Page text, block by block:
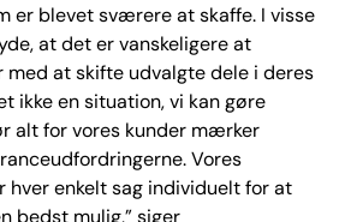
er blevet sværere at skaffe. I visse
at det er vanskeligere at
at skifte udvalgte dele i deres
ikke en situation, vi kan gøre
alt for vores kunder mærker
Vores
hver enkelt sag individuelt for at
bedst mulig,” siger